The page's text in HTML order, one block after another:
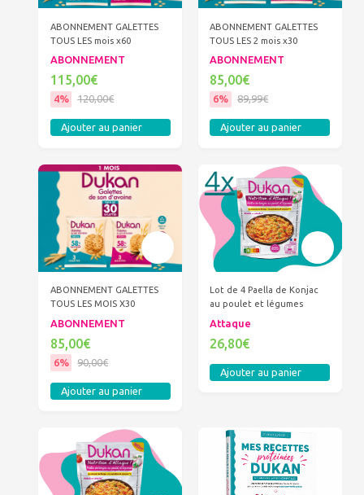
ABONNEMENT GALETTES
TOUS LES mois x60
ABONNEMENT
115,00€
4% 120,00€
Ajouter au panier
ABONNEMENT GALETTES
TOUS LES 2 mois x30
ABONNEMENT
85,00€
6% 89,99€
Ajouter au panier
ABONNEMENT GALETTES
TOUS LES MOIS X30
ABONNEMENT
85,00€
6% 90,00€
Ajouter au panier
Lot de 4 Paella de Konjac
au poulet et légumes
Attaque
26,80€
Ajouter au panier